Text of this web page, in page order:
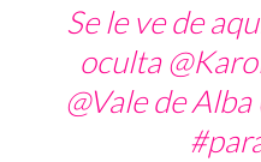
Se le ve de
oculta
@Vale de